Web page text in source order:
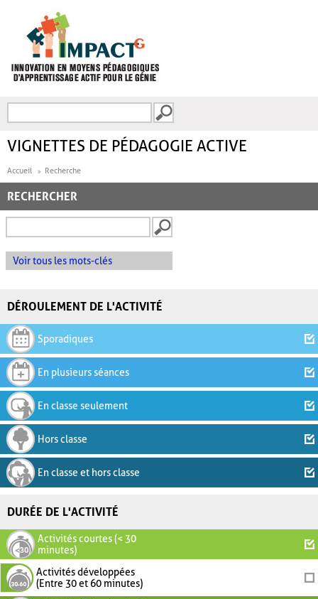
FORMULAIRE DE
VIGNETTES DE PÉDAGOGIE ACTIVE
Accueil Recherche
RECHERCHER
Voir tous les mots-clés
DÉROULEMENT DE L'ACTIVITÉ
Sporadiques
En plusieurs séances
En classe seulement
Hors classe
En classe et hors classe
DURÉE DE L'ACTIVITÉ
Activités courtes (< 30
minutes)
Activités développées
(Entre 30 et 60 minutes)